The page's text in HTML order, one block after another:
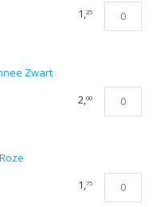
Playmobil
Kindertas
1,25
Playmobil
Zwart
2,00
Playmobil
Handtas
1,75